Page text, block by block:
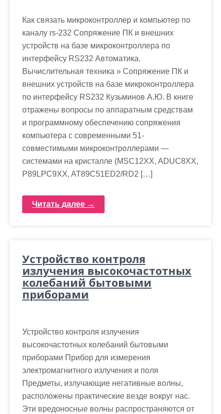
Как связать микроконтроллер и компьютер по
каналу rs-232 Сопряжение ПК и внешних
устройств на базе микроконтроллера по
интерфейсу RS232 Автоматика.
Вычислительная техника » Сопряжение ПК и
внешних устройств на базе микроконтроллера
по интерфейсу RS232 Кузьминов А.Ю. В книге
отражены вопросы по аппаратным средствам
и программному обеспечению сопряжения
компьютера с современными 51-
совместимыми микроконтроллерами —
системами на кристалле (MSC12XX, ADUC8XX,
P89LPC9XX, AT89C51ED2/RD2 […]
Читать далее →
Устройство контроля
излучения высокочастотных
колебаний бытовыми
приборами
Устройство контроля излучения
высокочастотных колебаний бытовыми
приборами Прибор для измерения
электромагнитного излучения и поля
Предметы, излучающие негативные волны,
расположены практические везде вокруг нас.
Эти вредоносные волны распространяются от